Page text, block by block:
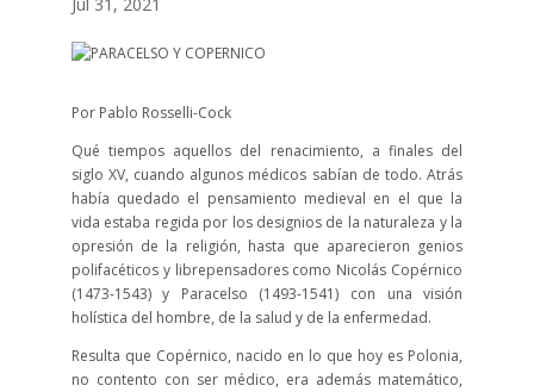
Por Pablo Rosselli-Cock
Qué tiempos aquellos del renacimiento, a finales del
siglo XV, cuando algunos médicos sabían de todo. Atrás
había quedado el pensamiento medieval en el que la
vida estaba regida por los designios de la naturaleza y la
opresión de la religión, hasta que aparecieron genios
polifacéticos y librepensadores como Nicolás Copérnico
(1473-1543) y Paracelso (1493-1541) con una visión
holística del hombre, de la salud y de la enfermedad.
Resulta que Copérnico, nacido en lo que hoy es Polonia,
no contento con ser médico, era además matemático,